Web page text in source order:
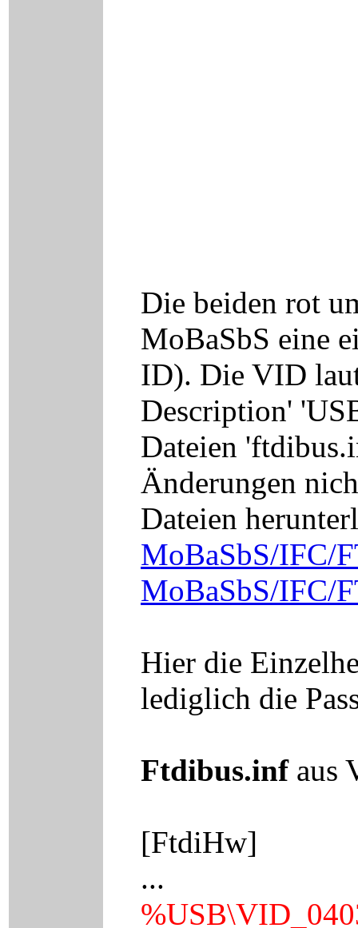
Die beiden rot
MoBaSbS eine
ID). Die VID
Description'
Dateien
Änderungen
Dateien
MoBaSbS/IFC/
MoBaSbS/IFC/
Hier die
lediglich die
Ftdibus.infaus
[FtdiHw]
...